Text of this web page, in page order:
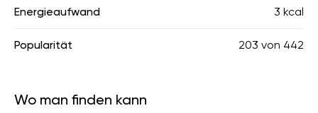
Energieaufwand 3 kcal
Popularität 203 von 442
Wo man finden kann